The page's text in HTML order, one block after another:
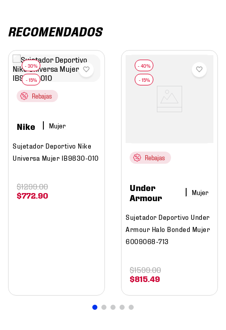
RECOMENDADOS
Rebajas
Nike Mujer
Sujetador Deportivo Nike
Universa Mujer IB9830-010
$772.90
$1299.00
Rebajas
Under
Armour
Mujer
Sujetador Deportivo Under
Armour Halo Bonded Mujer
6009068-713
$815.49
$1599.00